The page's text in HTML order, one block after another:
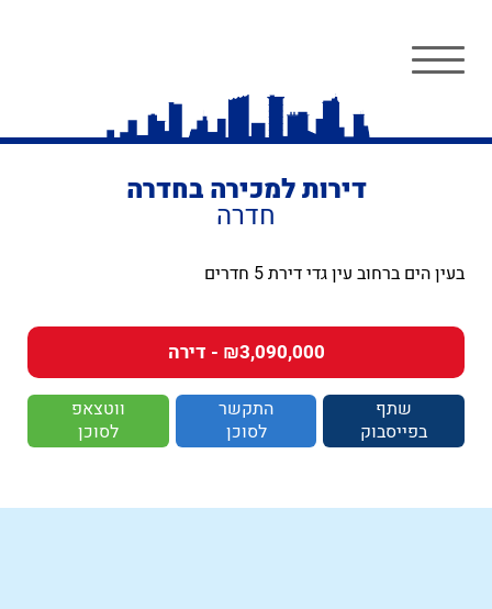
דירות למכירה בחדרה
חדרה
בעין הים ברחוב עין גדי דירת 5 חדרים
₪3,090,000 - דירה
שתף
בפייסבוק
התקשר
לסוכן
ווטצאפ
לסוכן